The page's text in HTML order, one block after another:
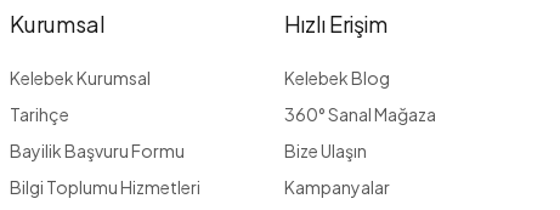
Kurumsal
Kelebek Kurumsal
Tarihçe
Bayilik Başvuru Formu
Bilgi Toplumu Hizmetleri
Hızlı Erişim
Kelebek Blog
360° Sanal Mağaza
Bize Ulaşın
Kampanyalar